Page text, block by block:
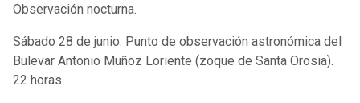
Observación nocturna.
Sábado 28 de junio. Punto de observación astronómica del
Bulevar Antonio Muñoz Loriente (zoque de Santa Orosia).
22 horas.